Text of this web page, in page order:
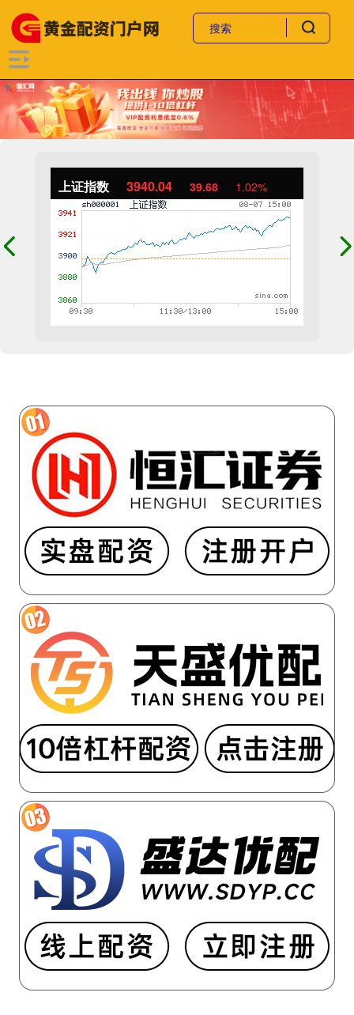
上证指数 3940.04 39.68 1.02%